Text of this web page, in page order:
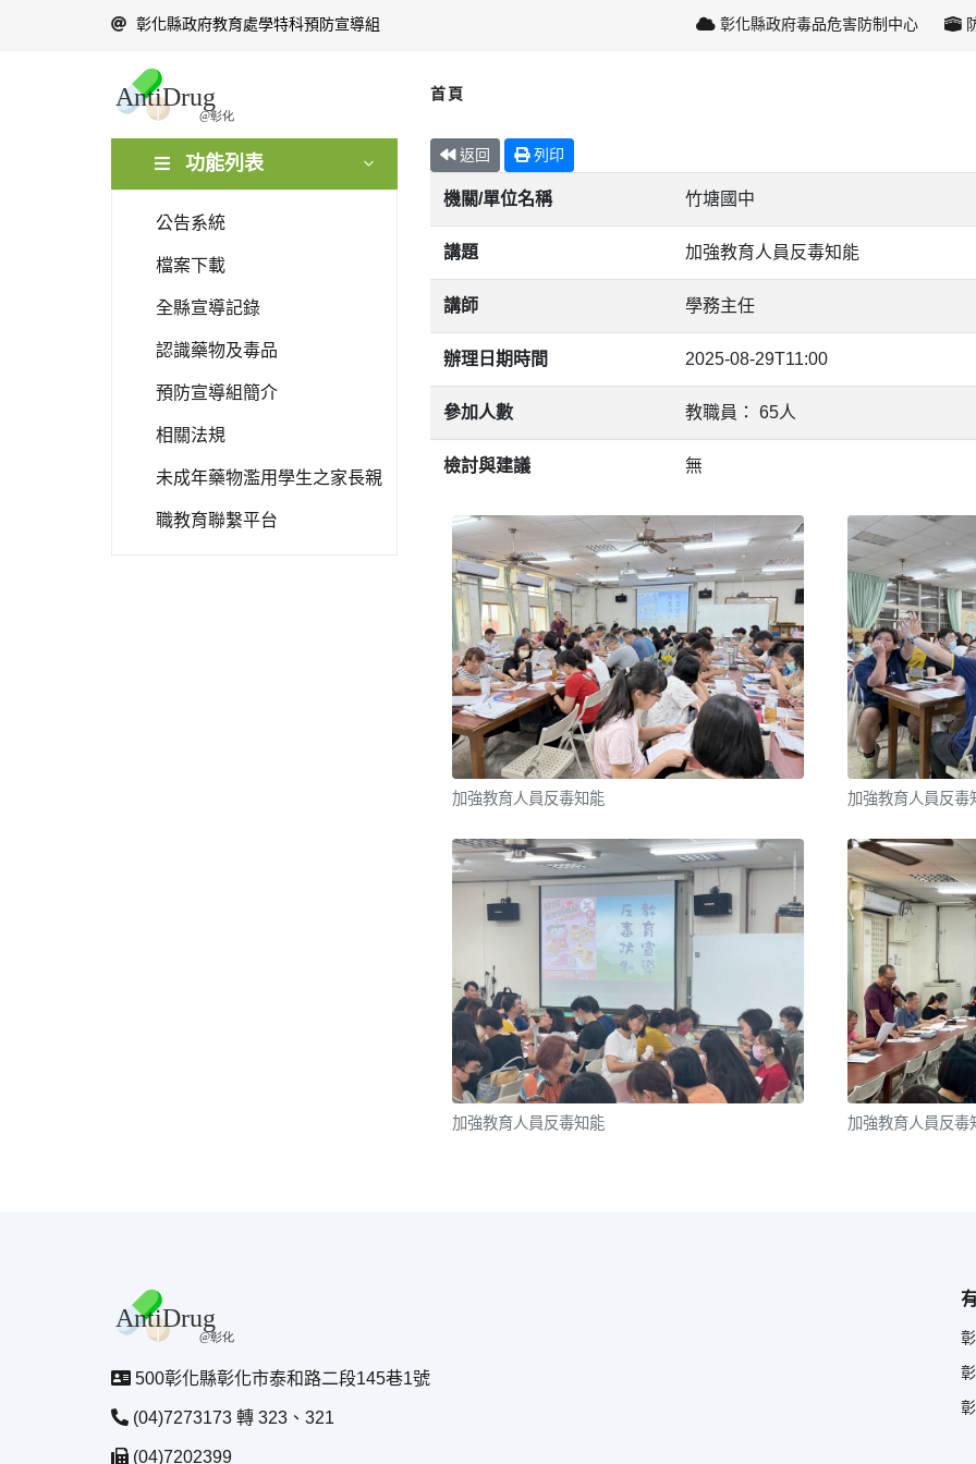
彰化縣政府教育處學特科預防宣導組 彰化縣政府毒品危害防制中心
首頁
功能列表
公告系統
檔案下載
全縣宣導記錄
認識藥物及毒品
預防宣導組簡介
相關法規
未成年藥物濫用學生之家長親
職教育聯繫平台
返回 列印
機關/單位名稱 竹塘國中
講題 加強教育人員反毒知能
講師 學務主任
辦理日期時間 2025-08-29T11:00
參加人數 教職員： 65人
檢討與建議 無
加強教育人員反毒知能 加強教育人員反毒
加強教育人員反毒知能 加強教育人員反毒
500彰化縣彰化市泰和路二段145巷1號
(04)7273173 轉 323、321
(04)7202399